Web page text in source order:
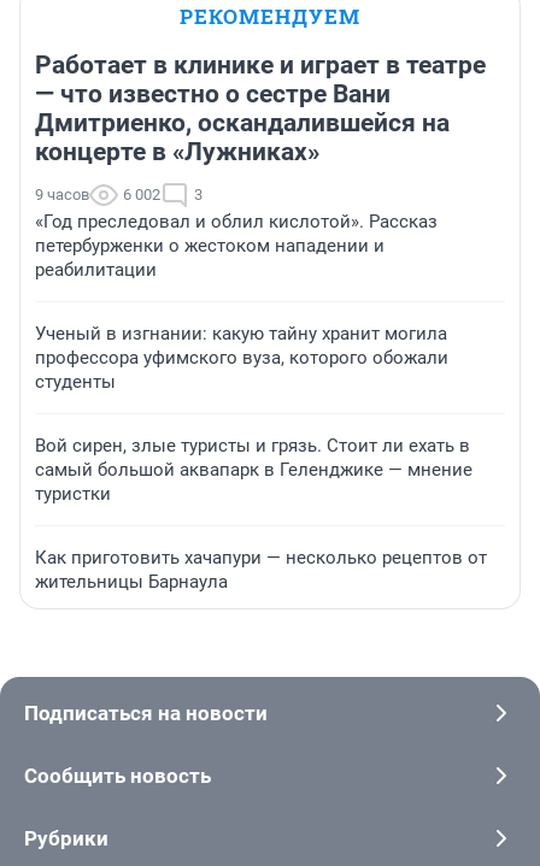
РЕКОМЕНДУЕМ
Работает в клинике и играет в театре
— что известно о сестре Вани
Дмитриенко, оскандалившейся на
концерте в «Лужниках»
9 часов 6 002 3
«Год преследовал и облил кислотой». Рассказ
петербурженки о жестоком нападении и
реабилитации
Ученый в изгнании: какую тайну хранит могила
профессора уфимского вуза, которого обожали
студенты
Вой сирен, злые туристы и грязь. Стоит ли ехать в
самый большой аквапарк в Геленджике — мнение
туристки
Как приготовить хачапури — несколько рецептов от
жительницы Барнаула
Подписаться на новости
Сообщить новость
Рубрики